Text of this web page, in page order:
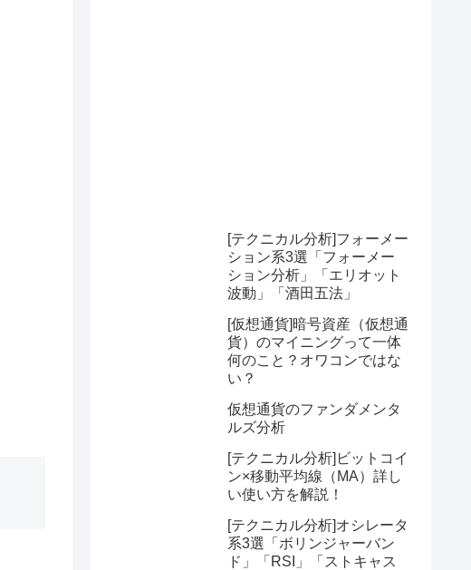
[テクニカル分析]フォーメー
ション系3選「フォーメー
ション分析」「エリオット
波動」「酒田五法」
[仮想通貨]暗号資産（仮想通
貨）のマイニングって一体
何のこと？オワコンではな
い？
仮想通貨のファンダメンタ
ルズ分析
[テクニカル分析]ビットコイ
ン×移動平均線（MA）詳し
い使い方を解説！
[テクニカル分析]オシレータ
系3選「ボリンジャーバン
ド」「RSI」「ストキャス